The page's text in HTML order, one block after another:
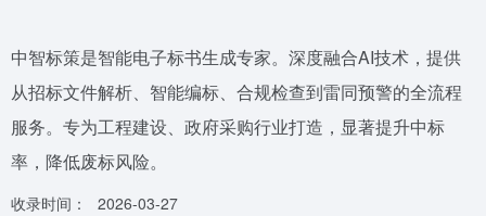
中智标策是智能电子标书生成专家。深度融合AI技术，提供
从招标文件解析、智能编标、合规检查到雷同预警的全流程
服务。专为工程建设、政府采购行业打造，显著提升中标
率，降低废标风险。
收录时间：
2026-03-27